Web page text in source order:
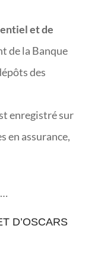
et de
de la Banque
des
enregistré sur
en assurance,
D’OSCARS